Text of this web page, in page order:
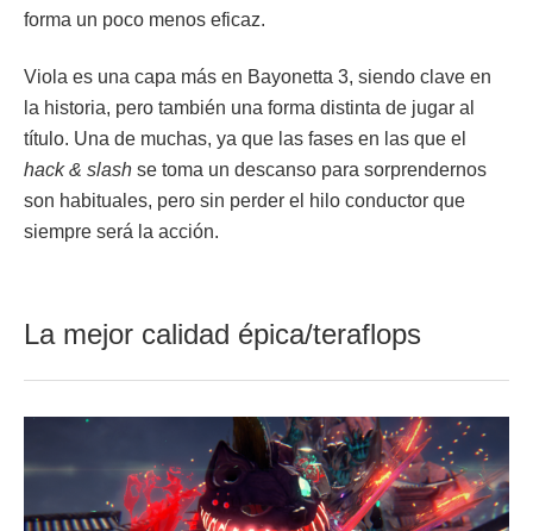
forma un poco menos eficaz.
Viola es una capa más en Bayonetta 3, siendo clave en
la historia, pero también una forma distinta de jugar al
título. Una de muchas, ya que las fases en las que el
hack & slash se toma un descanso para sorprendernos
son habituales, pero sin perder el hilo conductor que
siempre será la acción.
La mejor calidad épica/teraflops